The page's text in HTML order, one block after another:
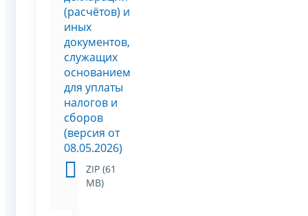
(расчётов) и
иных
документов,
служащих
основанием
для уплаты
налогов и
сборов
(версия от
08.05.2026)
ZIP (61
МВ)